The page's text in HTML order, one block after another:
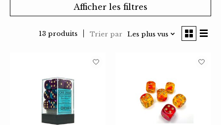
Afficher les filtres
13 produits Trier par Les plus vus